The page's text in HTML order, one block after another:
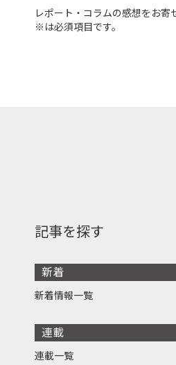
レポート・コラムの感想をお寄
※は必須項目です。
記事を探す
新着
新着情報一覧
連載
連載一覧